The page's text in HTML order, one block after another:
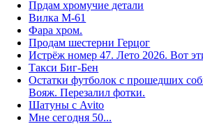
Прдам хромучие детали
Вилка М-61
Фара хром.
Продам шестерни Герцог
Истрёж номер 47. Лето 2026. Вот
Такси Биг-Бен
Остатки футболок с прошедших
Вояж. Перезалил фотки.
Шатуны с Avito
Мне сегодня 50...